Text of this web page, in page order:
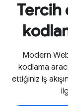
Tercih
Modern
kodlama
ettiğiniz iş